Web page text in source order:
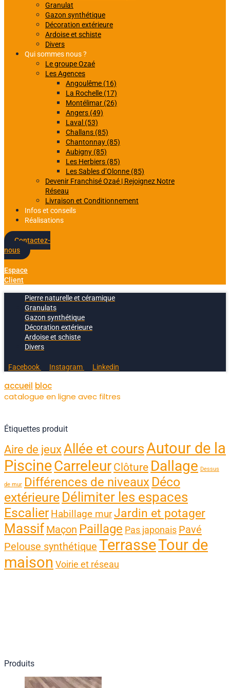
Granulat
Gazon synthétique
Décoration extérieure
Ardoise et schiste
Divers
Qui sommes nous ?
Le groupe Ozaé
Les Agences
Angoulême (16)
La Rochelle (17)
Montélimar (26)
Angers (49)
Laval (53)
Challans (85)
Chantonnay (85)
Aubigny (85)
Les Herbiers (85)
Les Sables d’Olonne (85)
Devenir Franchisé Ozaé | Rejoignez Notre
Réseau
Livraison et Conditionnement
Infos et conseils
Réalisations
Contactez-
nous
Espace
Client
Pierre naturelle et céramique
Granulats
Gazon synthétique
Décoration extérieure
Ardoise et schiste
Divers
Facebook Instagram Linkedin
accueil bloc
catalogue en ligne avec filtres
Étiquettes produit
Aire de jeuxAllée et coursAutour de la
PiscineCarreleur Clôture Dallage Dessus
de mur Différences de niveaux Déco
extérieure Délimiter les espaces
Escalier Habillage murJardin et potager
Massif Maçon Paillage Pas japonais Pavé
Pelouse synthétique TerrasseTour de
maison Voirie et réseau
Produits